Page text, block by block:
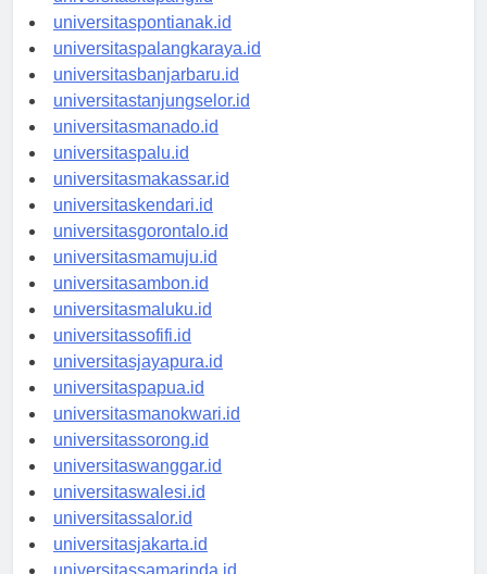
universitaskupang.id
universitaspontianak.id
universitaspalangkaraya.id
universitasbanjarbaru.id
universitastanjungselor.id
universitasmanado.id
universitaspalu.id
universitasmakassar.id
universitaskendari.id
universitasgorontalo.id
universitasmamuju.id
universitasambon.id
universitasmaluku.id
universitassofifi.id
universitasjayapura.id
universitaspapua.id
universitasmanokwari.id
universitassorong.id
universitaswanggar.id
universitaswalesi.id
universitassalor.id
universitasjakarta.id